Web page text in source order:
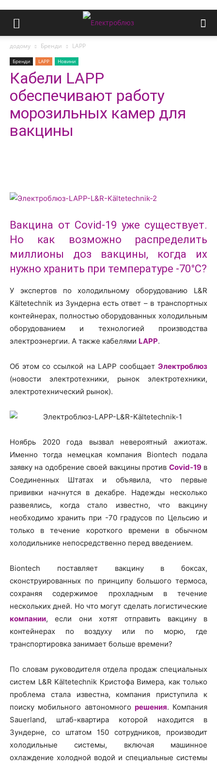
додому Бренди LAPP
Бренди LAPP Новини
Кабели LAPP
обеспечивают работу
морозильных камер для
вакцины
Вакцина от Covid-19 уже существует.
Но как возможно распределить
миллионы доз вакцины, когда их
нужно хранить при температуре -70°С?
У экспертов по холодильному оборудованию L&R
Kältetechnik из Зундерна есть ответ – в транспортных
контейнерах, полностью оборудованных холодильным
оборудованием и технологией производства
электроэнергии. А также кабелями LAPP.
Об этом со ссылкой на LAPP сообщает Электроблюз
(новости электротехники, рынок электротехники,
электротехнический рынок).
Ноябрь 2020 года вызвал невероятный ажиотаж.
Именно тогда немецкая компания Biontech подала
заявку на одобрение своей вакцины против Covid-19в
Соединенных Штатах и объявила, что первые
прививки начнутся в декабре. Надежды несколько
развеялись, когда стало известно, что вакцину
необходимо хранить при -70 градусов по Цельсию и
только в течение короткого времени в обычном
холодильнике непосредственно перед введением.
Biontech поставляет вакцину в боксах,
сконструированных по принципу большого термоса,
сохраняя содержимое прохладным в течение
нескольких дней. Но что могут сделать логистические
компании, если они хотят отправить вакцину в
контейнерах по воздуху или по морю, где
транспортировка занимает больше времени?
По словам руководителя отдела продаж специальных
систем L&R Kältetechnik Кристофа Вимера, как только
проблема стала известна, компания приступила к
поиску мобильного автономного решения. Компания
Sauerland, штаб-квартира которой находится в
Зундерне, со штатом 150 сотрудников, производит
холодильные системы, включая машинное
охлаждение холодной водой и специальные системы